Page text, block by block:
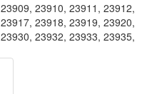
23909, 23910, 23911 , 23912,
23917, 23918, 23919, 23920,
23930, 23932, 23933, 23935,